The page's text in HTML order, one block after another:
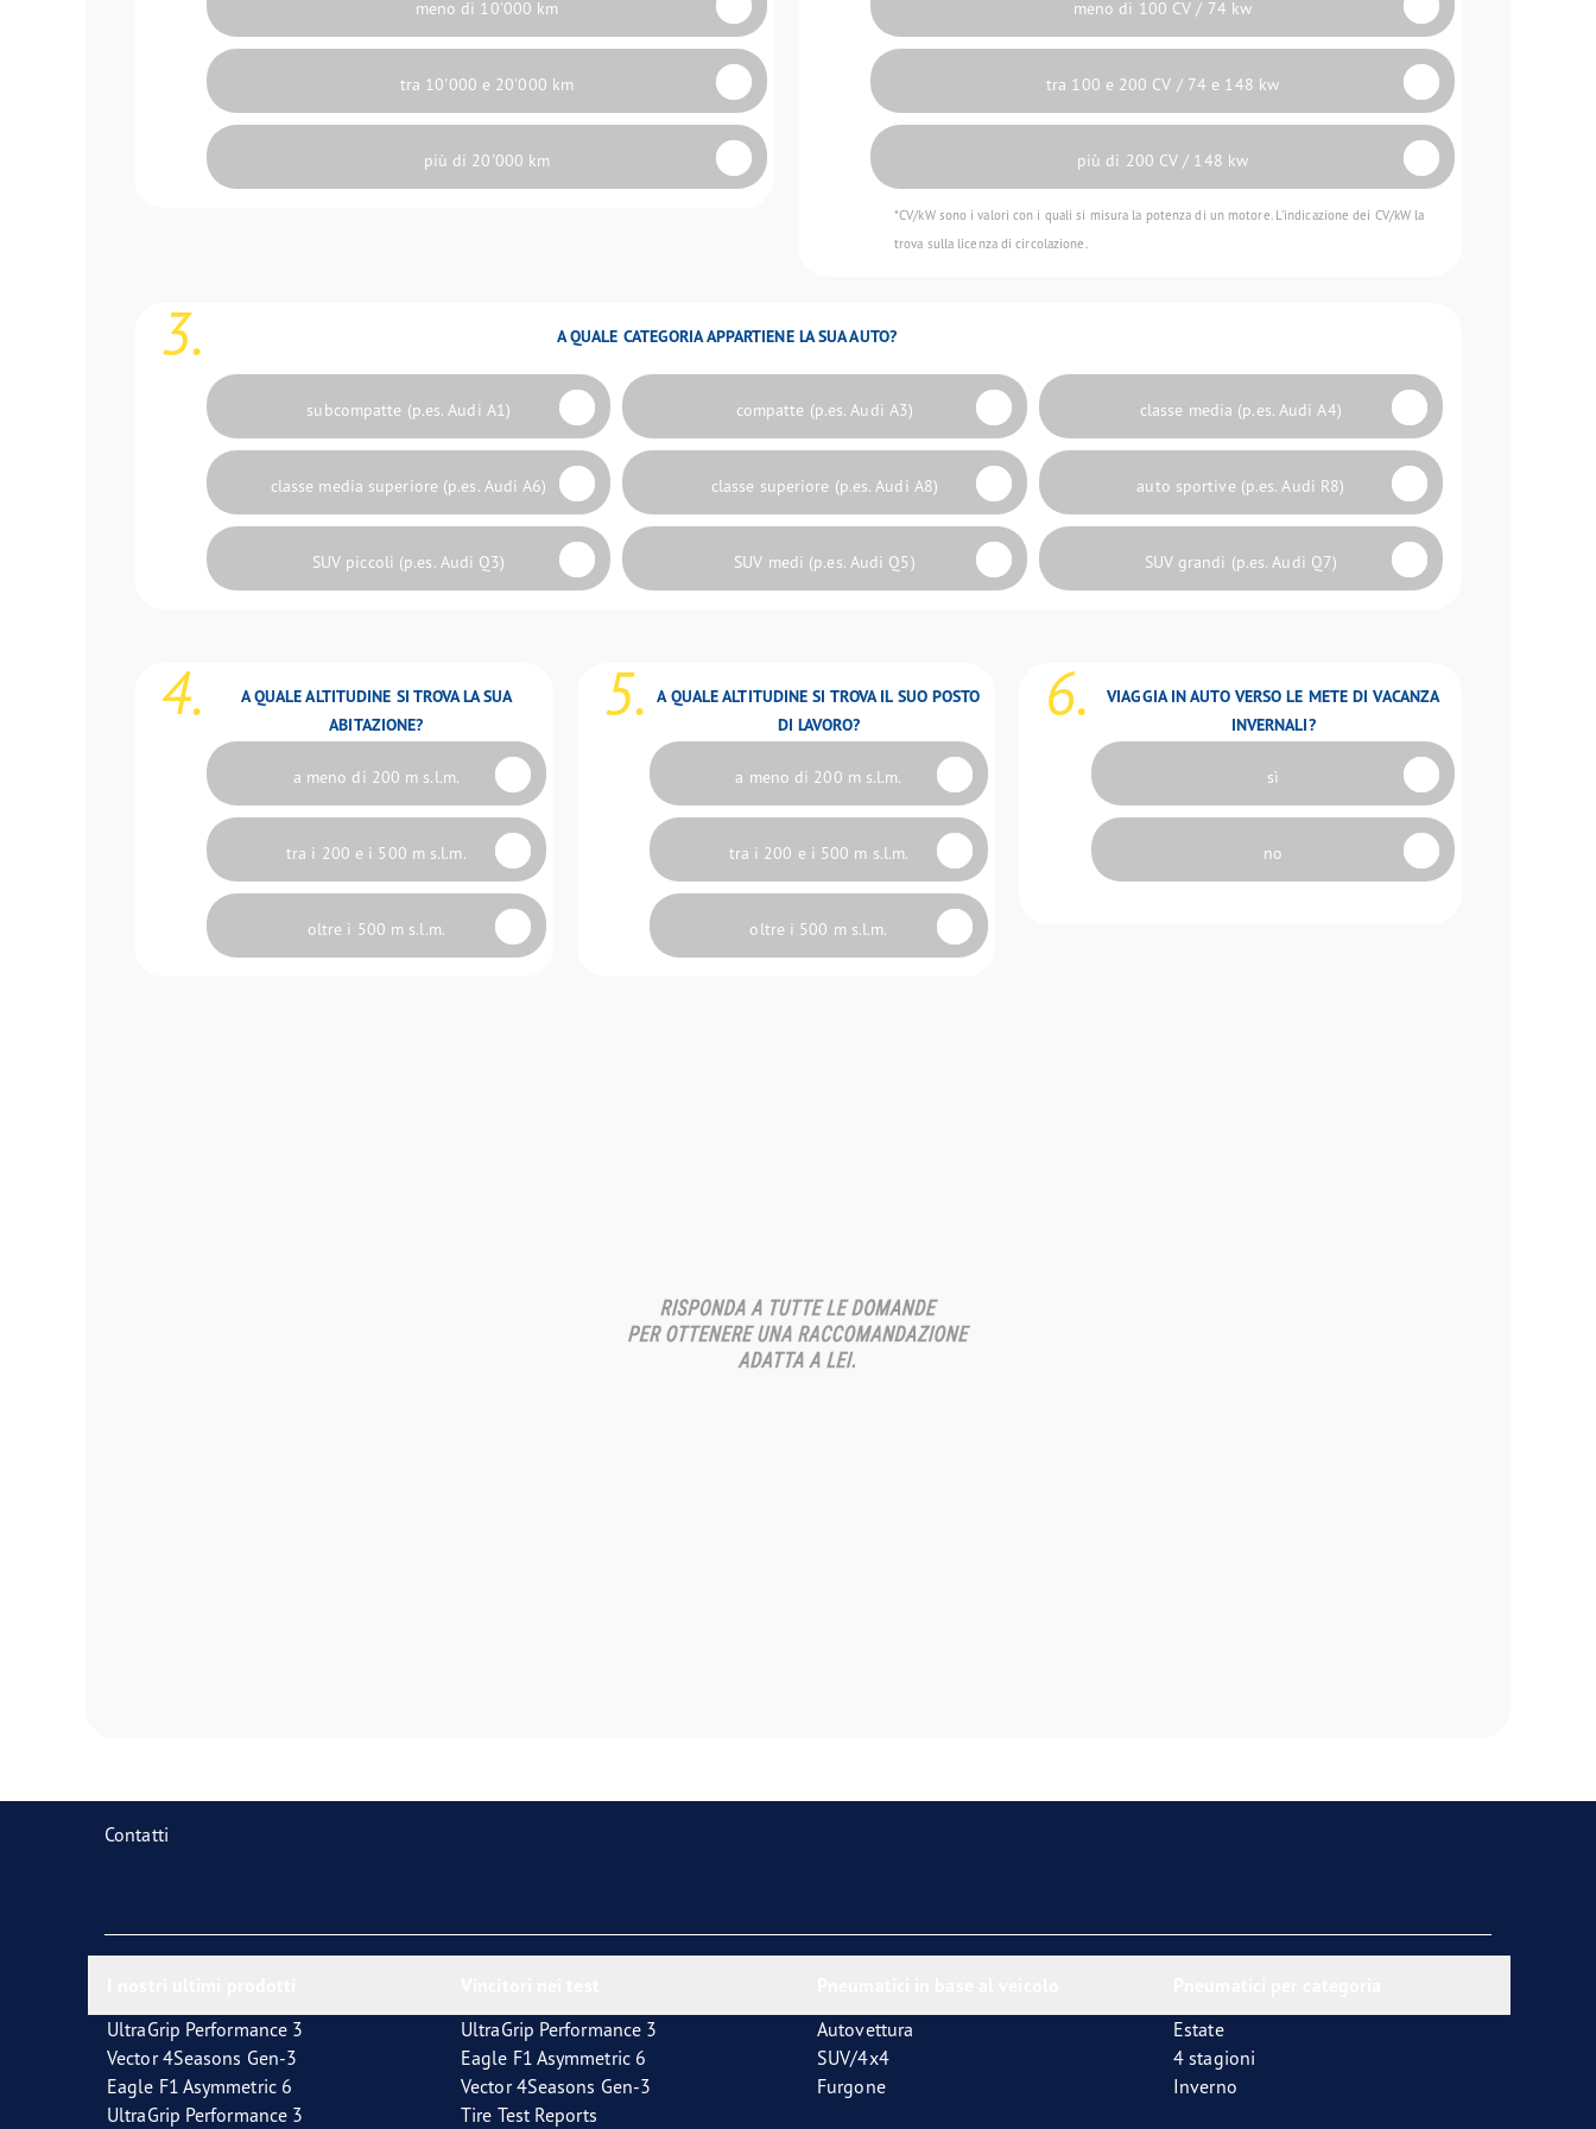
meno di 10'000 km
tra 10'000 e 20'000 km
più di 20'000 km
meno di 100 CV / 74 kw
tra 100 e 200 CV / 74 e 148 kw
più di 200 CV / 148 kw
*CV/kW sono i valori con i quali si misura la potenza di un motore. L'indicazione dei CV/kW la
trova sulla licenza di circolazione.
3. A QUALE CATEGORIA APPARTIENE LA SUA AUTO?
subcompatte (p.es. Audi A1) compatte (p.es. Audi A3) classe media (p.es. Audi A4)
classe media superiore (p.es. Audi A6) classe superiore (p.es. Audi A8) auto sportive (p.es. Audi R8)
SUV piccoli (p.es. Audi Q3) SUV medi (p.es. Audi Q5) SUV grandi (p.es. Audi Q7)
4.
A QUALE ALTITUDINE SI TROVA LA SUA
ABITAZIONE?
a meno di 200 m s.l.m.
tra i 200 e i 500 m s.l.m.
oltre i 500 m s.l.m.
5.A QUALE ALTITUDINE SI TROVA IL SUO POSTO
DI LAVORO?
a meno di 200 m s.l.m.
tra i 200 e i 500 m s.l.m.
oltre i 500 m s.l.m.
6.
VIAGGIA IN AUTO VERSO LE METE DI VACANZA
INVERNALI?
sì
no
Contatti
UltraGrip Performance 3
Vector 4Seasons Gen-3
Eagle F1 Asymmetric 6
UltraGrip Performance 3
UltraGrip Performance 3
Eagle F1 Asymmetric 6
Vector 4Seasons Gen-3
Tire Test Reports
Autovettura
SUV/4x4
Furgone
Estate
4 stagioni
Inverno